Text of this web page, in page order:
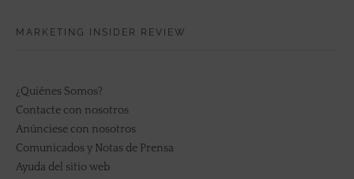
MARKETING INSIDER REVIEW
¿Quiénes Somos?
Contacte con nosotros
Anúnciese con nosotros
Comunicados y Notas de Prensa
Ayuda del sitio web